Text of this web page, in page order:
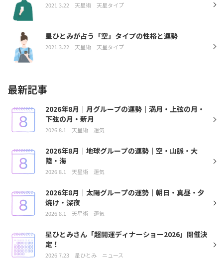
2021.3.22 天星術 天星タイプ
星ひとみが占う「空」タイプの性格と運勢
2021.3.22 天星術 天星タイプ
最新記事
2026年8月｜月グループの運勢｜満月・上弦の月・
下弦の月・新月
2026.8.1 天星術 運気
2026年8月｜地球グループの運勢｜空・山脈・大
陸・海
2026.8.1 天星術 運気
2026年8月｜太陽グループの運勢｜朝日・真昼・夕
焼け・深夜
2026.8.1 天星術 運気
星ひとみさん「超開運ディナーショー2026」開催決
定！
2026.7.23 星ひとみ ニュース